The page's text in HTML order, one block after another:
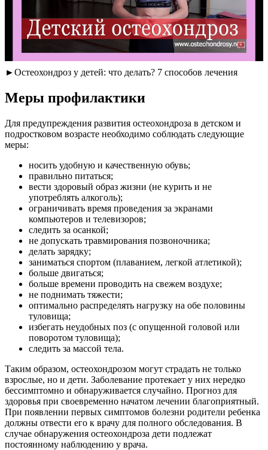
►Остеохондроз у детей: что делать? 7 способов лечения
Меры профилактики
Для предупреждения развития остеохондроза в детском и
подростковом возрасте необходимо соблюдать следующие
меры:
носить удобную и качественную обувь;
правильно питаться;
вести здоровый образ жизни (не курить и не
употреблять алкоголь);
ограничивать время проведения за экранами
компьютеров и телевизоров;
следить за осанкой;
не допускать травмирования позвоночника;
делать зарядку;
заниматься спортом (плаванием, легкой атлетикой);
больше двигаться;
больше времени проводить на свежем воздухе;
не поднимать тяжести;
оптимально распределять нагрузку на обе половины
туловища;
избегать неудобных поз (с опущенной головой или
поворотом туловища);
следить за массой тела.
Таким образом, остеохондрозом могут страдать не только
взрослые, но и дети. Заболевание протекает у них нередко
бессимптомно и обнаруживается случайно. Прогноз для
здоровья при своевременно начатом лечении благоприятный.
При появлении первых симптомов болезни родители ребенка
должны отвести его к врачу для полного обследования. В
случае обнаружения остеохондроза дети подлежат
постоянному наблюдению у врача.